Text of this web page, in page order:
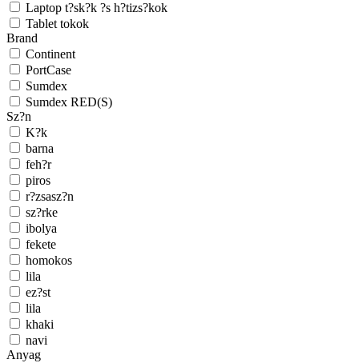
Laptop t?sk?k ?s h?tizs?kok
Tablet tokok
Brand
Continent
PortCase
Sumdex
Sumdex RED(S)
Sz?n
K?k
barna
feh?r
piros
r?zsasz?n
sz?rke
ibolya
fekete
homokos
lila
ez?st
lila
khaki
navi
Anyag